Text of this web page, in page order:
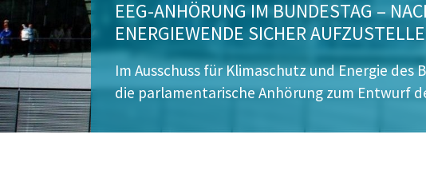
EEG-ANHÖRUNG IM BUNDESTAG –
ENERGIEWENDE SICHER
Im Ausschuss für Klimaschutz und Energie
die parlamentarische Anhörung zum Entwurf